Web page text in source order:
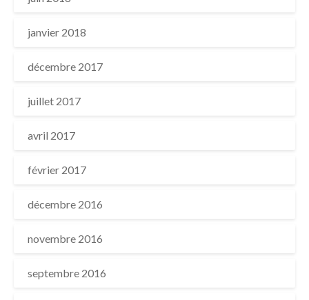
janvier 2018
décembre 2017
juillet 2017
avril 2017
février 2017
décembre 2016
novembre 2016
septembre 2016